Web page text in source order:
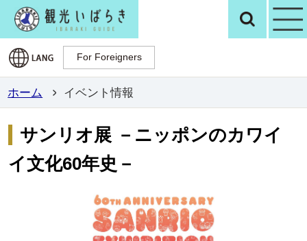
観光いばらき検
For Foreigners
For Foreigners
ホーム イベント情報
サンリオ展 －ニッポンのカワイ
イ文化60年史－